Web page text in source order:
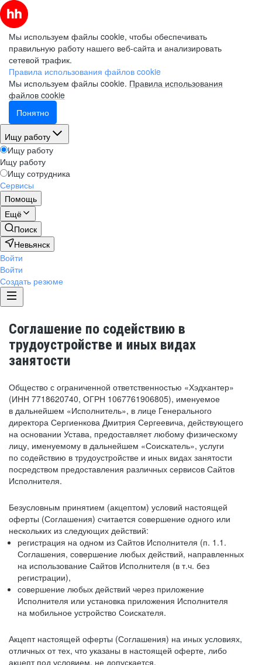
Мы используем файлы cookie, чтобы обеспечивать
правильную работу нашего веб-сайта и анализировать
сетевой трафик.
Правила использования файлов cookie
Мы используем файлы cookie. Правила использования
файлов cookie
Понятно
Ищу работу
Ищу работу
Ищу работу
Ищу сотрудника
Сервисы
Помощь
Ещё
Поиск
Невьянск
Войти
Войти
Создать резюме
Соглашение по содействию в
трудоустройстве и иных видах
занятости
Общество с ограниченной ответственностью «Хэдхантер»
(ИНН 7718620740, ОГРН 1067761906805), именуемое
в дальнейшем «Исполнитель», в лице Генерального
директора Сергиенкова Дмитрия Сергеевича, действующего
на основании Устава, предоставляет любому физическому
лицу, именуемому в дальнейшем «Соискатель», услуги
по содействию в трудоустройстве и иных видах занятости
посредством предоставления различных сервисов Сайтов
Исполнителя.
Безусловным принятием (акцептом) условий настоящей
оферты (Соглашения) считается совершение одного или
нескольких из следующих действий:
регистрация на одном из Сайтов Исполнителя (п. 1.1.
Соглашения, совершение любых действий, направленных
на использование Сайтов Исполнителя (в т.ч. без
регистрации),
совершение любых действий через приложение
Исполнителя или установка приложения Исполнителя
на мобильное устройство Соискателя.
Акцепт настоящей оферты (Соглашения) на иных условиях,
отличных от тех, что указаны в настоящей оферте, либо
акцепт под условием, не допускается.